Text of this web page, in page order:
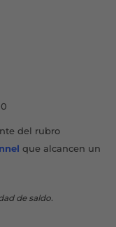
del rubro
que alcancen un
de saldo.